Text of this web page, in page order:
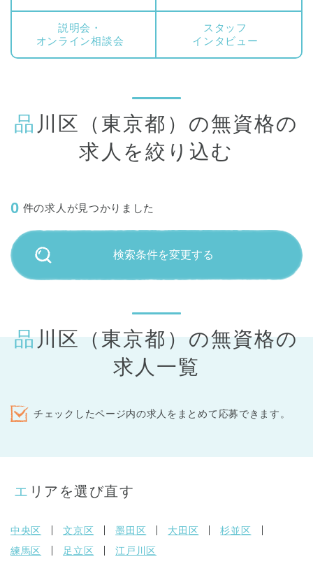
説明会・
オンライン相談会
スタッフ
インタビュー
品川区（東京都）の無資格の
求人を絞り込む
0 件の求人が見つかりました
検索条件を変更する
品川区（東京都）の無資格の
求人一覧
チェックしたページ内の求人をまとめて応募できます。
エリアを選び直す
中央区 文京区 墨田区 大田区
杉並区
練馬区
足立区 江戸川区